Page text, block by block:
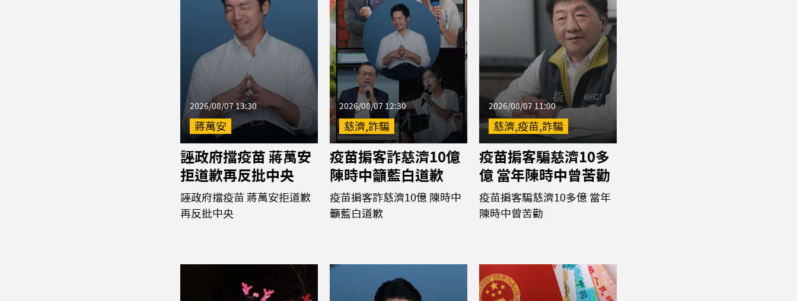
2026/08/07 13:30
蔣萬安
誣政府擋疫苗 蔣萬安
拒道歉再反批中央
誣政府擋疫苗 蔣萬安拒道歉
再反批中央
2026/08/07 12:30
慈濟,詐騙
疫苗掮客詐慈濟10億
陳時中籲藍白道歉
疫苗掮客詐慈濟10億 陳時中
籲藍白道歉
2026/08/07 11:00
慈濟,疫苗,詐騙
疫苗掮客騙慈濟10多
億 當年陳時中曾苦勸
疫苗掮客騙慈濟10多億 當年
陳時中曾苦勸